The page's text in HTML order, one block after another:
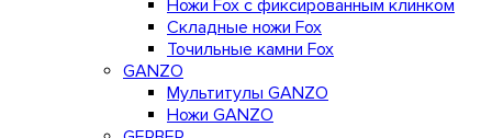
Ножи Fox с фиксированным клинком
Складные ножи Fox
Точильные камни Fox
GANZO
Мультитулы GANZO
Ножи GANZO